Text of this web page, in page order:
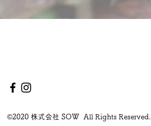
©2020 株式会社 SOW All Rights Reserved.